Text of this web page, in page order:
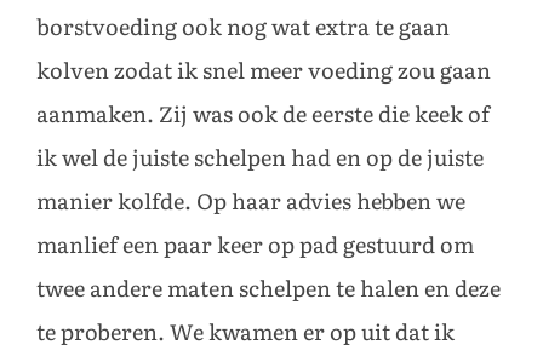
borstvoeding ook nog wat extra te gaan
kolven zodat ik snel meer voeding zou gaan
aanmaken. Zij was ook de eerste die keek of
ik wel de juiste schelpen had en op de juiste
manier kolfde. Op haar advies hebben we
manlief een paar keer op pad gestuurd om
twee andere maten schelpen te halen en deze
te proberen. We kwamen er op uit dat ik